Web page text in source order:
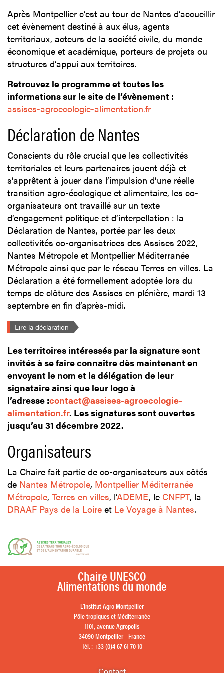
Après Montpellier c’est au tour de Nantes d’accueillir
cet évènement destiné à aux élus, agents
territoriaux, acteurs de la société civile, du monde
économique et académique, porteurs de projets ou
structures d’appui aux territoires.
Retrouvez le programme et toutes les
informations sur le site de l’évènement :
assises-agroecologie-alimentation.fr
Déclaration de Nantes
Conscients du rôle crucial que les collectivités
territoriales et leurs partenaires jouent déjà et
s’apprêtent à jouer dans l’impulsion d’une réelle
transition agro-écologique et alimentaire, les co-
organisateurs ont travaillé sur un texte
d’engagement politique et d’interpellation : la
Déclaration de Nantes, portée par les deux
collectivités co-organisatrices des Assises 2022,
Nantes Métropole et Montpellier Méditerranée
Métropole ainsi que par le réseau Terres en villes. La
Déclaration a été formellement adoptée lors du
temps de clôture des Assises en plénière, mardi 13
septembre en fin d’après-midi.
Lire la déclaration
Les territoires intéressés par la signature sont
invités à se faire connaître dès maintenant en
envoyant le nom et la délégation de leur
signataire ainsi que leur logo à
l’adresse :contact@assises-agroecologie-
alimentation.fr. Les signatures sont ouvertes
jusqu’au 31 décembre 2022.
Organisateurs
La Chaire fait partie de co-organisateurs aux côtés
de Nantes Métropole, Montpellier Méditerranée
Métropole, Terres en villes, l’ADEME, le CNFPT, la
DRAAF Pays de la Loire et Le Voyage à Nantes.
Chaire UNESCO
Alimentations du monde
L’Institut Agro Montpellier
Pôle tropiques et Méditerranée
1101, avenue Agropolis
34090 Montpellier - France
Tél. : +33 (0)4 67 61 70 10